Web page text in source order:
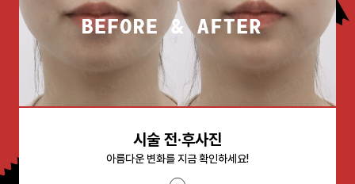
시술 전·후사진
아름다운 변화를 지금 확인하세요!